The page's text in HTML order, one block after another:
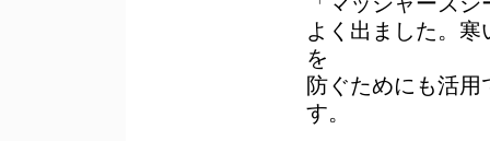
よく出ました。
を
防ぐためにも活
す。